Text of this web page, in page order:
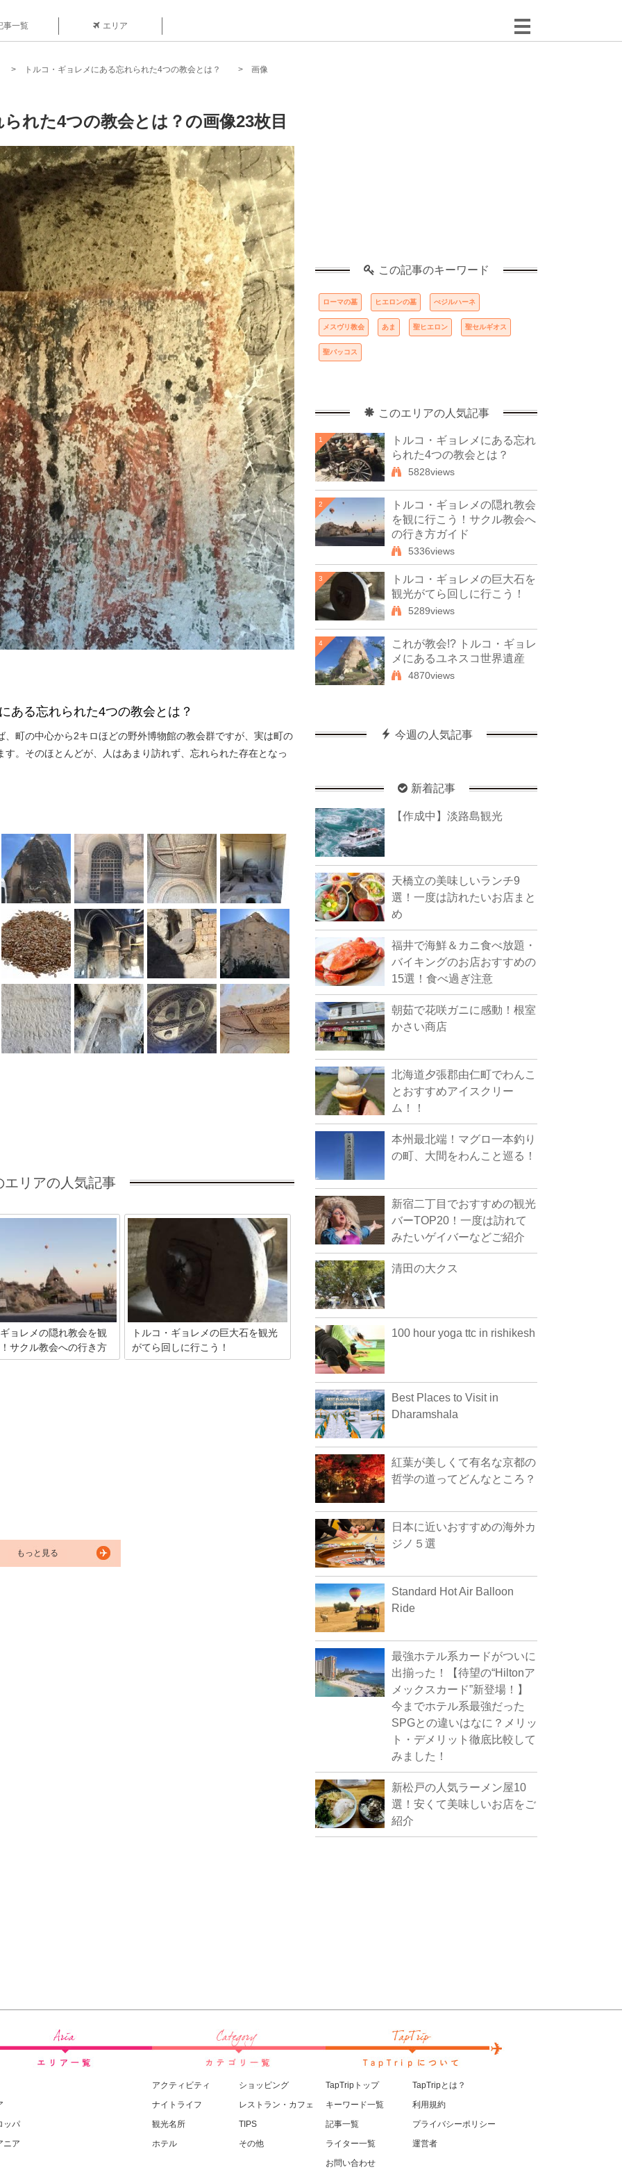
事一覧 エリア
トルコ・ギョレメにある忘れられた4つの教会とは？ 画像
れた4つの教会とは？の画像23枚目
ある忘れられた4つの教会とは？
、町の中心から2キロほどの野外博物館の教会群ですが、実は町の
す。そのほとんどが、人はあまり訪れず、忘れられた存在となっ
エリアの人気記事
ョレメの隠れ教会を観
サクル教会への行き方
トルコ・ギョレメの巨大石を観光
がてら回しに行こう！
もっと見る
この記事のキーワード
ローマの墓 ヒエロンの墓 べジルハーネ
メスヴリ教会 あま 聖ヒエロン 聖セルギオス
聖バッコス
このエリアの人気記事
1
トルコ・ギョレメにある忘れ
られた4つの教会とは？
5828views
2
トルコ・ギョレメの隠れ教会
を観に行こう！サクル教会へ
の行き方ガイド
5336views
3
トルコ・ギョレメの巨大石を
観光がてら回しに行こう！
5289views
4
これが教会!? トルコ・ギョレ
メにあるユネスコ世界遺産
4870views
今週の人気記事
新着記事
【作成中】淡路島観光
天橋立の美味しいランチ9
選！一度は訪れたいお店まと
め
福井で海鮮＆カニ食べ放題・
バイキングのお店おすすめの
15選！食べ過ぎ注意
朝茹で花咲ガニに感動！根室
かさい商店
北海道夕張郡由仁町でわんこ
とおすすめアイスクリー
ム！！
本州最北端！マグロ一本釣り
の町、大間をわんこと巡る！
新宿二丁目でおすすめの観光
バーTOP20！一度は訪れて
みたいゲイバーなどご紹介
清田の大クス
100 hour yoga ttc in rishikesh
Best Places to Visit in
Dharamshala
紅葉が美しくて有名な京都の
哲学の道ってどんなところ？
日本に近いおすすめの海外カ
ジノ５選
Standard Hot Air Balloon
Ride
最強ホテル系カードがついに
出揃った！【待望の“Hiltonア
メックスカード”新登場！】
今までホテル系最強だった
SPGとの違いはなに？メリッ
ト・デメリット徹底比較して
みました！
新松戸の人気ラーメン屋10
選！安くて美味しいお店をご
紹介
ッパ
ニア
アクティビティ
ナイトライフ
観光名所
ホテル
ショッピング
レストラン・カフェ
TIPS
その他
TapTripトップ
キーワード一覧
記事一覧
ライター一覧
お問い合わせ
TapTripとは？
利用規約
プライバシーポリシー
運営者